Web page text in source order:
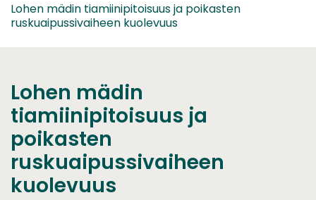
Lohen mädin tiamiinipitoisuus ja poikasten
ruskuaipussivaiheen kuolevuus
Lohen mädin
tiamiinipitoisuus ja
poikasten
ruskuaipussivaiheen
kuolevuus